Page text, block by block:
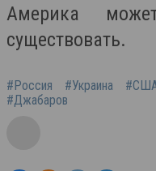
Америка
существовать.
#Россия #Украина
#Джабаров